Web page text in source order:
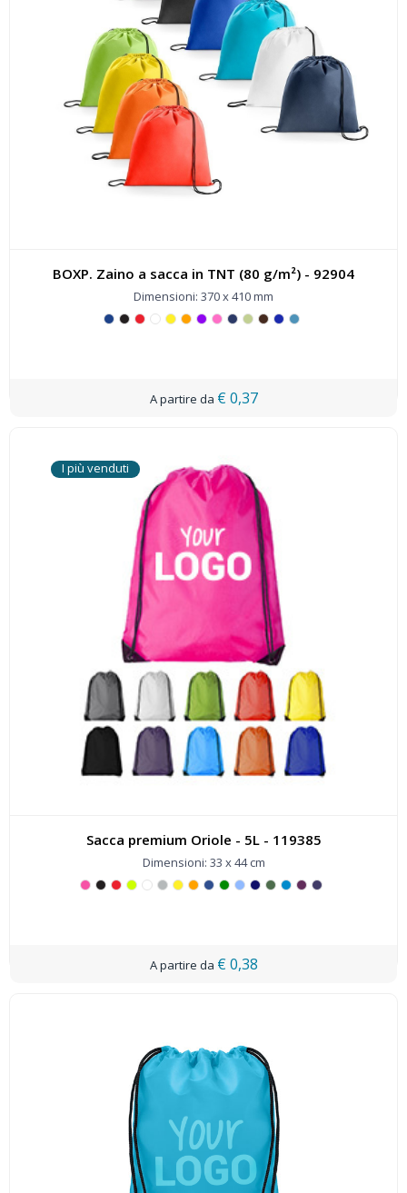
BOXP. Zaino a sacca in TNT (80 g/m²) - 92904
Dimensioni: 370 x 410 mm
€ 0,37
I più venduti
Sacca premium Oriole - 5L - 119385
Dimensioni: 33 x 44 cm
€ 0,38